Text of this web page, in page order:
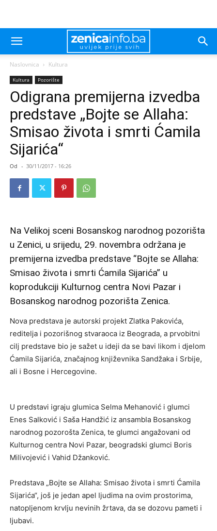
Naslovnica Kultura
Kultura Pozorište
Odigrana premijerna izvedba
predstave „Bojte se Allaha:
Smisao života i smrti Ćamila
Sijarića“
Od - 30/11/2017 - 16:26
Na Velikoj sceni Bosanskog narodnog pozorišta
u Zenici, u srijedu, 29. novembra održana je
premijerna izvedba predstave “Bojte se Allaha:
Smisao života i smrti Ćamila Sijarića” u
koprodukciji Kulturnog centra Novi Pazar i
Bosanskog narodnog pozorišta Zenica.
Nova predstava je autorski projekt Zlatka Pakovića,
reditelja i pozorišnog stvaraoca iz Beograda, a prvobitni
cilj predstave bio je sažet u ideji da se bavi likom i djelom
Ćamila Sijarića, značajnog književnika Sandžaka i Srbije,
ali i Bosne i Hercegovine.
U predstavi igraju glumica Selma Mehanović i glumci
Enes Salković i Saša Handžić iz ansambla Bosanskog
narodnog pozorošta Zenica, te glumci angažovani od
Kulturnog centra Novi Pazar, beogradski glumci Boris
Milivojević i Vahid Džanković.
Predstava „Bojte se Allaha: Smisao života i smrti Ćamila
Sijarića“, još je jedan apel ljudima na ovim prostorima,
natopljenom krvlju nevinih žrtava, da se dozovu pameti i
ljubavi.